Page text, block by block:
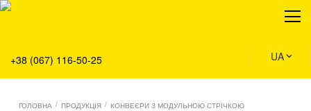
+38 (067) 116-50-25 UA
Про нас
Сервіс
Рішення
ГОЛОВНА / ПРОДУКЦІЯ / КОНВЕЄРИ З МОДУЛЬНОЮ СТРІЧКОЮ